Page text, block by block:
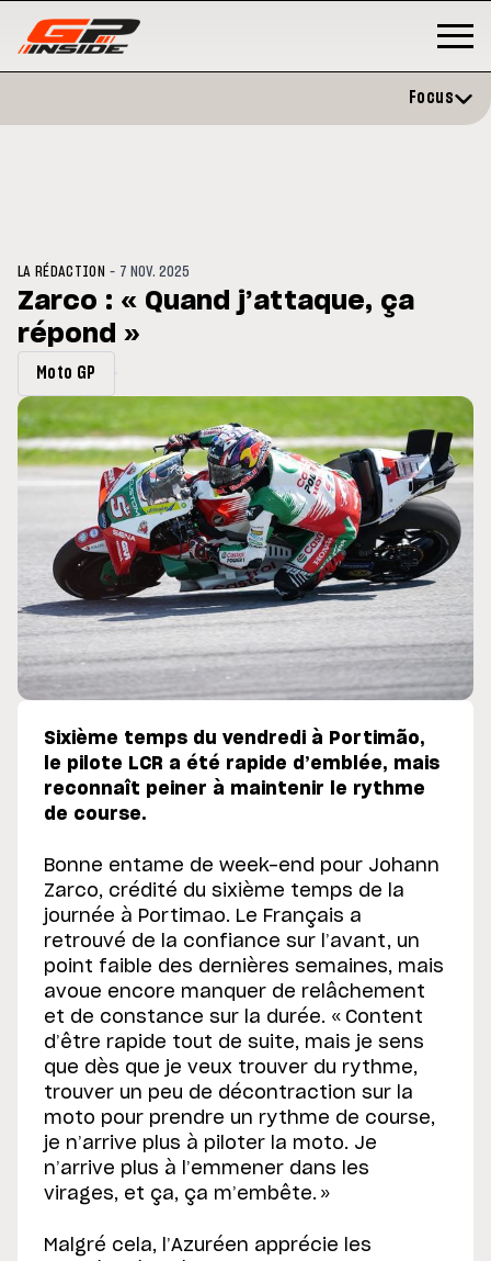
du GP de Grande-
Focus
LA RÉDACTION - 7 NOV. 2025
Zarco : « Quand j’attaque, ça
répond »
Moto GP
Sixième temps du vendredi à Portimão,
le pilote LCR a été rapide d’emblée, mais
reconnaît peiner à maintenir le rythme
de course.
Bonne entame de week-end pour Johann
Zarco, crédité du sixième temps de la
journée à Portimao. Le Français a
retrouvé de la confiance sur l’avant, un
point faible des dernières semaines, mais
avoue encore manquer de relâchement
et de constance sur la durée. « Content
d’être rapide tout de suite, mais je sens
que dès que je veux trouver du rythme,
trouver un peu de décontraction sur la
moto pour prendre un rythme de course,
je n’arrive plus à piloter la moto. Je
n’arrive plus à l’emmener dans les
virages, et ça, ça m’embête. »
Malgré cela, l’Azuréen apprécie les